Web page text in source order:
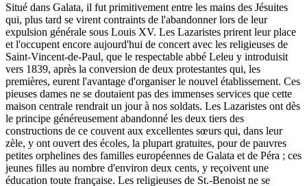
Situé dans Galata, il fut primitivement entre les mains des Jésuites
qui, plus tard se virent contraints de l'abandonner lors de leur
expulsion générale sous Louis XV. Les Lazaristes prirent leur place
et l'occupent encore aujourd'hui de concert avec les religieuses de
Saint-Vincent-de-Paul, que le respectable abbé Leleu y introduisit
vers 1839, après la conversion de deux protestantes qui, les
premières, eurent l'avantage d'organiser le nouvel établissement. Ces
pieuses dames ne se doutaient pas des immenses services que cette
maison centrale rendrait un jour à nos soldats. Les Lazaristes ont dès
le principe généreusement abandonné les deux tiers des
constructions de ce couvent aux excellentes sœurs qui, dans leur
zèle, y ont ouvert des écoles, la plupart gratuites, pour de pauvres
petites orphelines des familles européennes de Galata et de Péra ; ces
jeunes filles au nombre d'environ deux cents, y reçoivent une
éducation toute française. Les religieuses de St.-Benoist ne se